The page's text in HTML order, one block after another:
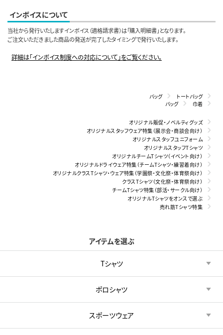
インボイスについて
当社から発行いたしますインボイス（適格請求書）は「購入明細書」となります。
ご注文いただきました商品の発送が完了したタイミングで発行いたします。
詳細は「インボイス制度への対応について」をご覧ください。
バッグ
トートバッグ
バッグ
巾着
オリジナル販促・ノベルティグッズ
オリジナルスタッフウェア特集（展示会・商談会向け）
オリジナルスタッフユニフォーム
オリジナルスタッフTシャツ
オリジナルチームTシャツ（イベント向け）
オリジナルドライウェア特集（チームTシャツ・練習着向け）
オリジナルクラスTシャツ・ウェア特集（学園祭・文化祭・体育祭向け）
クラスTシャツ（文化祭・体育祭向け）
チームTシャツ特集（部活・サークル向け）
オリジナルTシャツをオンスで選ぶ
売れ筋Tシャツ特集
アイテムを選ぶ
Tシャツ
ポロシャツ
スポーツウェア